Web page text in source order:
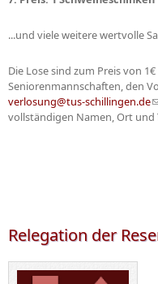
...und viele weitere wertvolle
Die Lose sind zum Preis von
Seniorenmannschaften, den
verlosung@tus-schillingen.de
vollständigen Namen, Ort
Relegation der